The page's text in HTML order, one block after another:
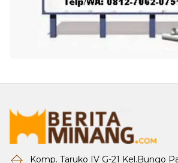
Komp. Taruko IV G-21 Kel.Bungo